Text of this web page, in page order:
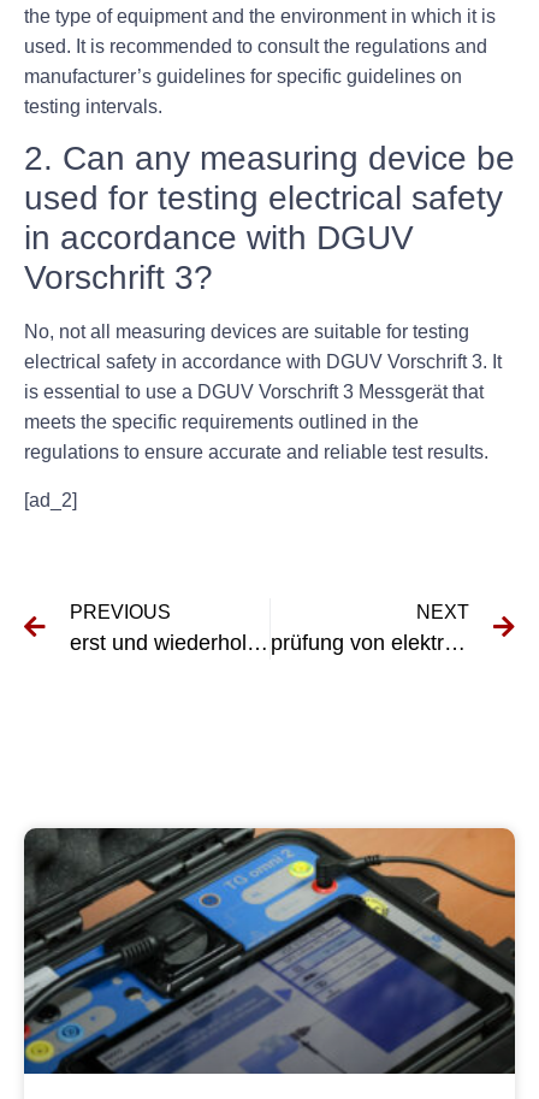
the type of equipment and the environment in which it is
used. It is recommended to consult the regulations and
manufacturer’s guidelines for specific guidelines on
testing intervals.
2. Can any measuring device be
used for testing electrical safety
in accordance with DGUV
Vorschrift 3?
No, not all measuring devices are suitable for testing
electrical safety in accordance with DGUV Vorschrift 3. It
is essential to use a DGUV Vorschrift 3 Messgerät that
meets the specific requirements outlined in the
regulations to ensure accurate and reliable test results.
[ad_2]
PREVIOUS
erst und wiederholungsprüfung elektrischer anlagen prüf und messprotokoll
NEXT
prüfung von elektrischen betriebsmitteln